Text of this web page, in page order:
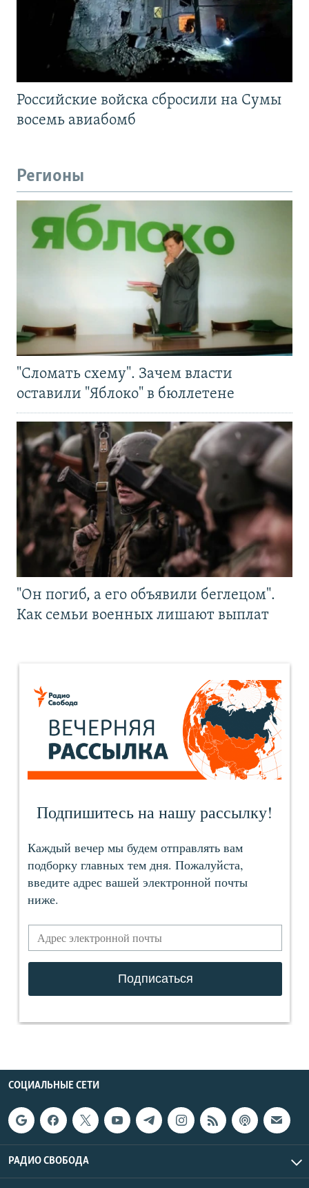
Российские войска сбросили на Сумы
восемь авиабомб
Регионы
"Сломать схему". Зачем власти
оставили "Яблоко" в бюллетене
"Он погиб, а его объявили беглецом".
Как семьи военных лишают выплат
СОЦИАЛЬНЫЕ СЕТИ
РАДИО СВОБОДА